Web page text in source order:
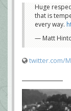
Huge
that is
every way.
— Matt
twitter.com/